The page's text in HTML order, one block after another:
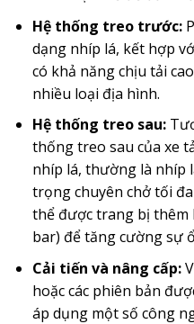
Hệ thống treo trước:
dạng nhíp lá, kết hợp
có khả năng chịu tải
nhiều loại địa hình.
Hệ thống treo sau:
thống treo sau của xe
nhíp lá, thường là nhíp
trọng chuyên chở tối
thể được trang bị
bar) để tăng cường sự
Cải tiến và nâng cấp:
hoặc các phiên bản
áp dụng một số công